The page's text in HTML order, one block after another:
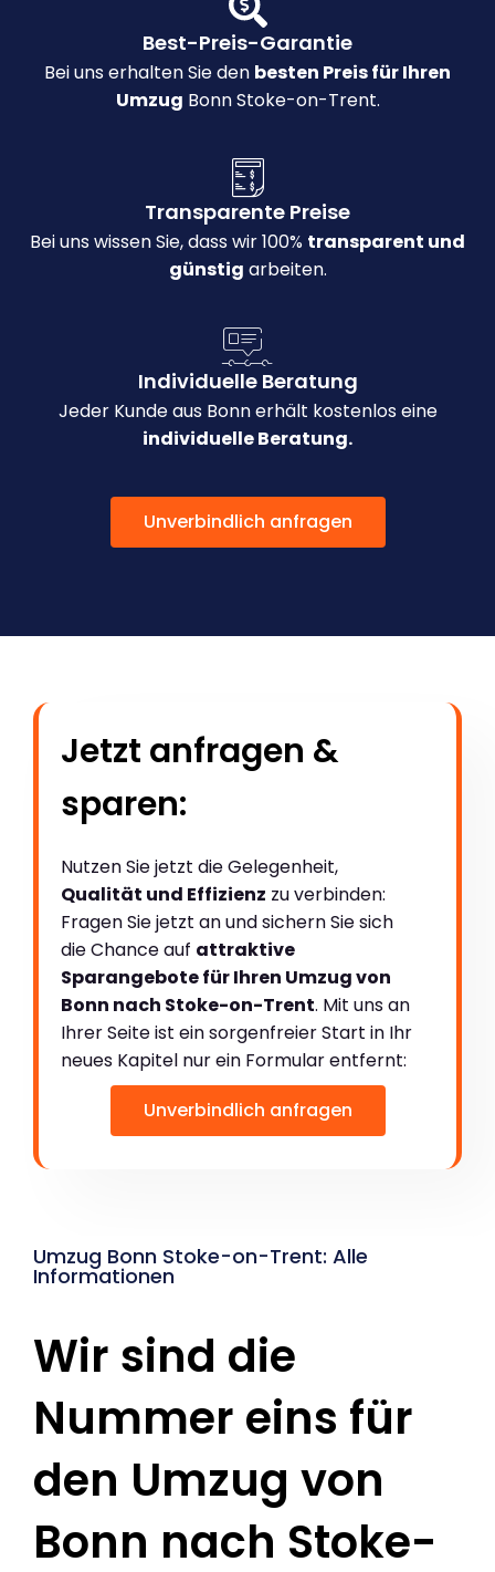
Best-Preis-Garantie
Bei uns erhalten Sie den besten Preis für Ihren
Umzug Bonn Stoke-on-Trent.
Transparente Preise
Bei uns wissen Sie, dass wir 100% transparent und
günstig arbeiten.
Individuelle Beratung
Jeder Kunde aus Bonn erhält kostenlos eine
individuelle Beratung.
Unverbindlich anfragen
Jetzt anfragen &
sparen:
Nutzen Sie jetzt die Gelegenheit,
Qualität und Effizienz zu verbinden:
Fragen Sie jetzt an und sichern Sie sich
die Chance auf attraktive
Sparangebote für Ihren Umzug von
Bonn nach Stoke-on-Trent. Mit uns an
Ihrer Seite ist ein sorgenfreier Start in Ihr
neues Kapitel nur ein Formular entfernt:
Unverbindlich anfragen
Umzug Bonn Stoke-on-Trent: Alle
Informationen
Wir sind die
Nummer eins für
den Umzug von
Bonn nach Stoke-